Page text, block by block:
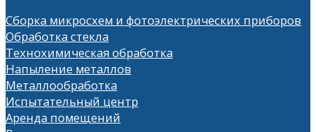
Сборка микросхем и фотоэлектрических приборов
Обработка стекла
Технохимическая обработка
Напыление металлов
Металлообработка
Испытательный центр
Аренда помещений